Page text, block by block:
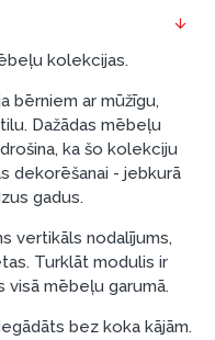
termiņš: 12 mēneši,
maksājums: 25 €,
arī apmeklējot mūsu
eID, eParaksts
banka Swedbank,
kolekcijas.
bērniem ar mūžīgu,
Dažādas mēbeļu
ka šo kolekciju
dekorēšanai - jebkurā
gadus.
vertikāls nodalījums,
Turklāt modulis ir
visā mēbeļu garumā.
bez koka kājām.